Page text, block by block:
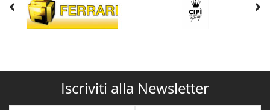
Iscriviti alla Newsletter